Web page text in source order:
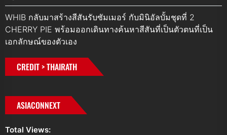
WHIB กลับมาสร้างสีสันรับซัมเมอร์ กับมินิอัลบั้มชุดที่ 2
CHERRY PIE พร้อมออกเดินทางค้นหาสีสันที่เป็นตัวตนที่เป็น
เอกลักษณ์ของตัวเอง
CREDIT > THAIRATH
ASIACONNEXT
Total Views: